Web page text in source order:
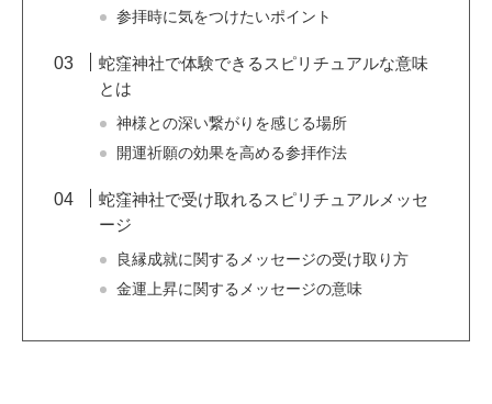
参拝時に気をつけたいポイント
蛇窪神社で体験できるスピリチュアルな意味
とは
神様との深い繋がりを感じる場所
開運祈願の効果を高める参拝作法
蛇窪神社で受け取れるスピリチュアルメッセ
ージ
良縁成就に関するメッセージの受け取り方
金運上昇に関するメッセージの意味